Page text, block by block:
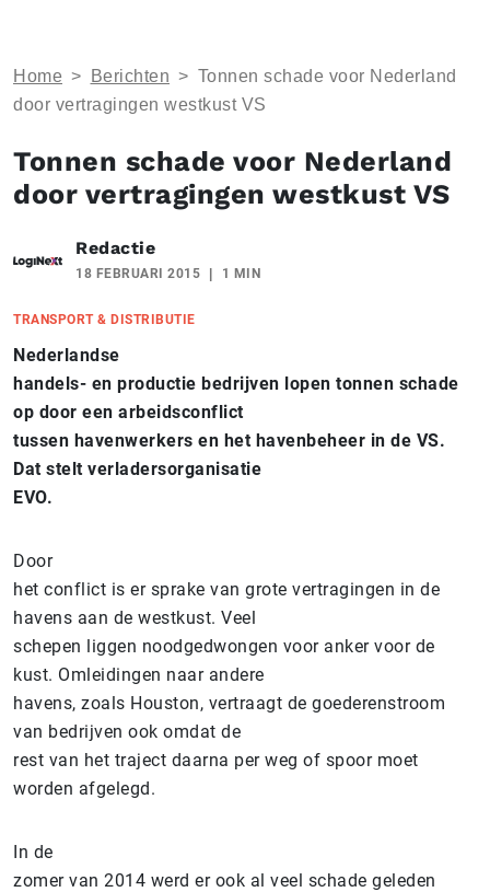
Home > Berichten > Tonnen schade voor Nederland
door vertragingen westkust VS
Tonnen schade voor Nederland
door vertragingen westkust VS
Redactie
18 FEBRUARI 2015 1 MIN
TRANSPORT & DISTRIBUTIE
Nederlandse
handels- en productie bedrijven lopen tonnen schade
op door een arbeidsconflict
tussen havenwerkers en het havenbeheer in de VS.
Dat stelt verladersorganisatie
EVO.
Door
het conflict is er sprake van grote vertragingen in de
havens aan de westkust. Veel
schepen liggen noodgedwongen voor anker voor de
kust. Omleidingen naar andere
havens, zoals Houston, vertraagt de goederenstroom
van bedrijven ook omdat de
rest van het traject daarna per weg of spoor moet
worden afgelegd.
In de
zomer van 2014 werd er ook al veel schade geleden